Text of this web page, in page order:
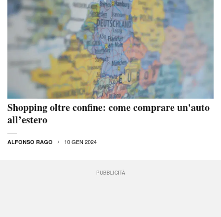
Shopping oltre confine: come comprare un'auto
all’estero
ALFONSO RAGO 10 GEN 2024
PUBBLICITÀ